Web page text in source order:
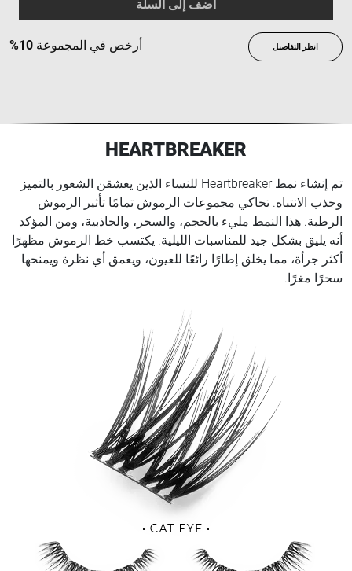
أضف إلى السلة
أرخص في المجموعة 10% انظر التفاصيل
HEARTBREAKER
تم إنشاء نمط Heartbreaker للنساء الذين يعشقن الشعور بالتميز
وجذب الانتباه. تحاكي مجموعات الرموش تمامًا تأثير الرموش
الرطبة. هذا النمط مليء بالحجم، والسحر، والجاذبية، ومن المؤكد
أنه يليق بشكل جيد للمناسبات الليلية. يكتسب خط الرموش مظهرًا
أكثر جرأة، مما يخلق إطارًا رائعًا للعيون، ويعمق أي نظرة ويمنحها
سحرًا مغرًا.